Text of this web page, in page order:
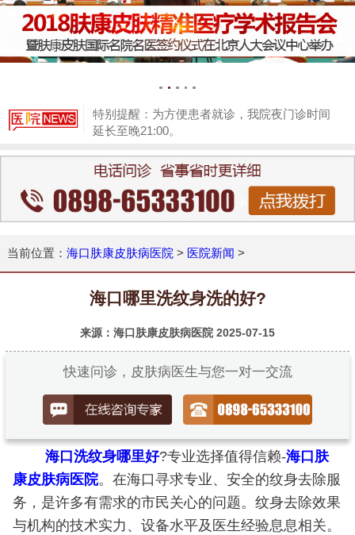
特别提醒：为方便患者就诊，我院夜门诊时间
延长至晚21:00。
当前位置： 海口肤康皮肤病医院 > 医院新闻 >
海口哪里洗纹身洗的好?
来源：海口肤康皮肤病医院 2025-07-15
快速问诊，皮肤病医生与您一对一交流
海口洗纹身哪里好?专业选择值得信赖-海口肤
康皮肤病医院。在海口寻求专业、安全的纹身去除服
务，是许多有需求的市民关心的问题。纹身去除效果
与机构的技术实力、设备水平及医生经验息息相关。